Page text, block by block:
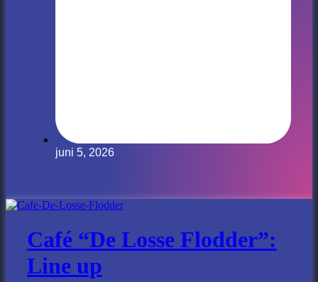
juni 5, 2026
Café “De Losse Flodder”:
Line up